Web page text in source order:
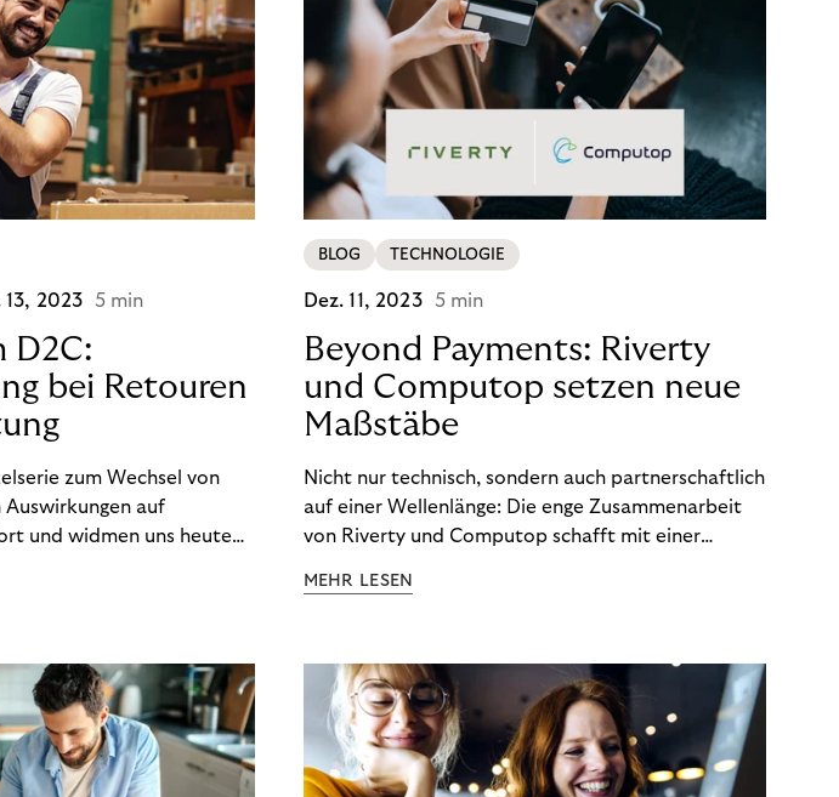
13, 2023 5 min
D2C:
bei Retouren
zum Wechsel von
Auswirkungen auf
und widmen uns heute
BLOG TECHNOLOGIE
Dez. 11, 2023 5 min
Beyond Payments: Riverty
und Computop setzen neue
Maßstäbe
Nicht nur technisch, sondern auch partnerschaftlich
auf einer Wellenlänge: Die enge Zusammenarbeit
von Riverty und Computop schafft mit einer
Zahlungsabwicklung echte Mehrwerte für Händler.
MEHR LESEN